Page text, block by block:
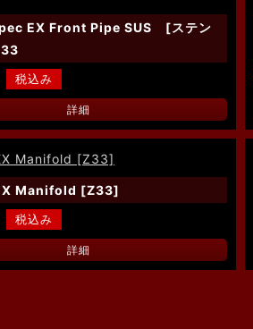
EX Front Pipe SUS [ステン
詳細
Manifold [Z33]
詳細